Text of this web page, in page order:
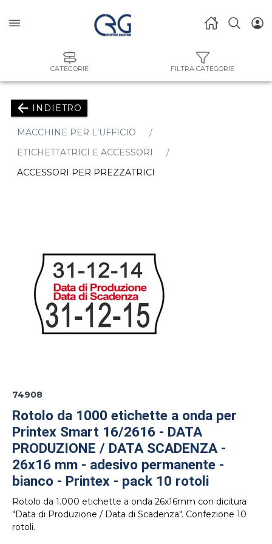
CATEGORIE FILTRA CATEGORIE
INDIETRO
MACCHINE PER L'UFFICIO
ETICHETTATRICI E ACCESSORI
ACCESSORI PER PREZZATRICI
74908
Rotolo da 1000 etichette a onda per
Printex Smart 16/2616 - DATA
PRODUZIONE / DATA SCADENZA -
26x16 mm - adesivo permanente -
bianco - Printex - pack 10 rotoli
Rotolo da 1.000 etichette a onda 26x16mm con dicitura
"Data di Produzione / Data di Scadenza". Confezione 10
rotoli.